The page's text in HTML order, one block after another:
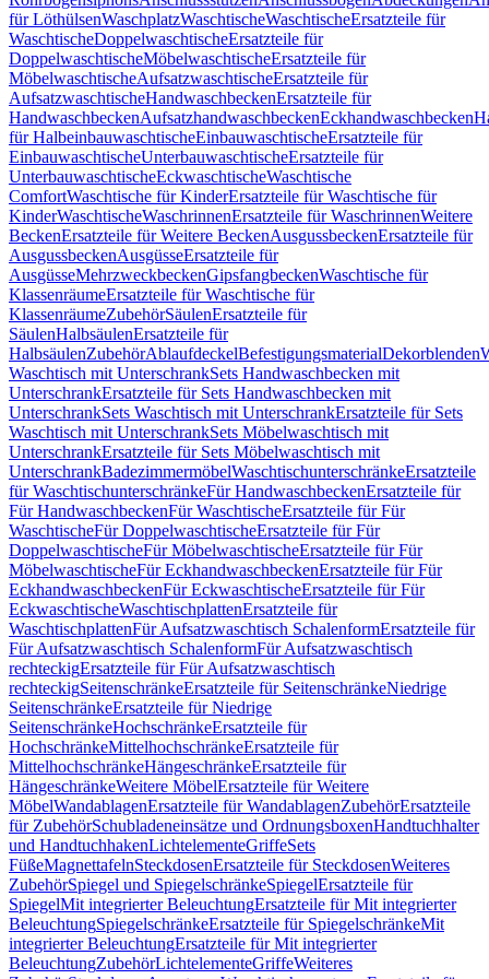
für LöthülsenWaschplatzWaschtischeWaschtischeErsatzteile für
WaschtischeDoppelwaschtischeErsatzteile für
DoppelwaschtischeMöbelwaschtischeErsatzteile für
MöbelwaschtischeAufsatzwaschtischeErsatzteile für
AufsatzwaschtischeHandwaschbeckenErsatzteile für
HandwaschbeckenAufsatzhandwaschbeckenEckhandwaschbecken
für HalbeinbauwaschtischeEinbauwaschtischeErsatzteile für
EinbauwaschtischeUnterbauwaschtischeErsatzteile für
UnterbauwaschtischeEckwaschtischeWaschtische
ComfortWaschtische für KinderErsatzteile für Waschtische für
KinderWaschtischeWaschrinnenErsatzteile für WaschrinnenWeitere
BeckenErsatzteile für Weitere BeckenAusgussbeckenErsatzteile für
AusgussbeckenAusgüsseErsatzteile für
AusgüsseMehrzweckbeckenGipsfangbeckenWaschtische für
KlassenräumeErsatzteile für Waschtische für
KlassenräumeZubehörSäulenErsatzteile für
SäulenHalbsäulenErsatzteile für
HalbsäulenZubehörAblaufdeckelBefestigungsmaterialDekorblenden
Waschtisch mit UnterschrankSets Handwaschbecken mit
UnterschrankErsatzteile für Sets Handwaschbecken mit
UnterschrankSets Waschtisch mit UnterschrankErsatzteile für Sets
Waschtisch mit UnterschrankSets Möbelwaschtisch mit
UnterschrankErsatzteile für Sets Möbelwaschtisch mit
UnterschrankBadezimmermöbelWaschtischunterschränkeErsatzteile
für WaschtischunterschränkeFür HandwaschbeckenErsatzteile für
Für HandwaschbeckenFür WaschtischeErsatzteile für Für
WaschtischeFür DoppelwaschtischeErsatzteile für Für
DoppelwaschtischeFür MöbelwaschtischeErsatzteile für Für
MöbelwaschtischeFür EckhandwaschbeckenErsatzteile für Für
EckhandwaschbeckenFür EckwaschtischeErsatzteile für Für
EckwaschtischeWaschtischplattenErsatzteile für
WaschtischplattenFür Aufsatzwaschtisch SchalenformErsatzteile für
Für Aufsatzwaschtisch SchalenformFür Aufsatzwaschtisch
rechteckigErsatzteile für Für Aufsatzwaschtisch
rechteckigSeitenschränkeErsatzteile für SeitenschränkeNiedrige
SeitenschränkeErsatzteile für Niedrige
SeitenschränkeHochschränkeErsatzteile für
HochschränkeMittelhochschränkeErsatzteile für
MittelhochschränkeHängeschränkeErsatzteile für
HängeschränkeWeitere MöbelErsatzteile für Weitere
MöbelWandablagenErsatzteile für WandablagenZubehörErsatzteile
für ZubehörSchubladeneinsätze und OrdnungsboxenHandtuchhalter
und HandtuchhakenLichtelementeGriffeSets
FüßeMagnettafelnSteckdosenErsatzteile für SteckdosenWeiteres
ZubehörSpiegel und SpiegelschränkeSpiegelErsatzteile für
SpiegelMit integrierter BeleuchtungErsatzteile für Mit integrierter
BeleuchtungSpiegelschränkeErsatzteile für SpiegelschränkeMit
integrierter BeleuchtungErsatzteile für Mit integrierter
BeleuchtungZubehörLichtelementeGriffeWeiteres